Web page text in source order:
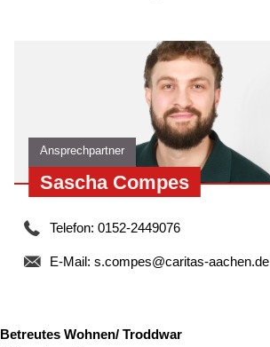
Ansprechpartner
Sascha Compes
Telefon: 0152-2449076
E-Mail: s.compes@caritas-aachen.de
Betreutes Wohnen/ Troddwar